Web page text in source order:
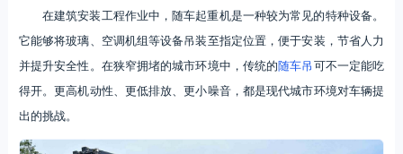
在建筑安装工程作业中，随车起重机是一种较为常见的特种设备。
它能够将玻璃、空调机组等设备吊装至指定位置，便于安装，节省人力
并提升安全性。在狭窄拥堵的城市环境中，传统的随车吊可不一定能吃
得开。更高机动性、更低排放、更小噪音，都是现代城市环境对车辆提
出的挑战。